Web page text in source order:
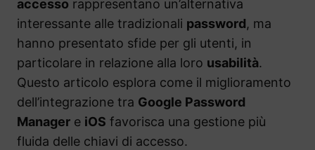
accesso rappresentano un’alternativa
interessante alle tradizionali password, ma
hanno presentato sfide per gli utenti, in
particolare in relazione alla loro usabilità.
Questo articolo esplora come il miglioramento
dell’integrazione tra Google Password
Manager e iOS favorisca una gestione più
fluida delle chiavi di accesso.